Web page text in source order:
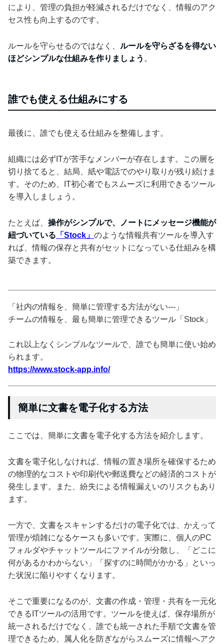
により、管理の負担が軽減されるだけでなく、情報のアク
セス性も向上するのです。
ルールを守らせるのではなく、 ルールを守らざるを得ない
ほどシンプルな仕組みを作りましょう 。
誰でも使える仕組みにする
最後に、誰でも使える仕組みを整備します。
組織には必ずITが苦手なメンバーが存在します。この層を
切り捨てると、結局、紙や電話でのやり取りが残り続けま
す。そのため、IT初心者でもスムーズに利用できるツール
を導入しましょう。
たとえば、 操作がシンプルで、ノートにメッセージ機能が
紐づいている 「Stock」 のような情報共有ツールを導入す
れば、情報の保存と共有がセットになっている仕組みを構
築できます。
「社内の情報を、簡単に管理する方法がない---」
チームの情報を、最も簡単に管理できるツール「Stock」
これ以上なくシンプルなツールで、誰でも簡単に使い始め
られます。
https://www.stock-app.info/
簡単に文書を電子化する方法
ここでは、簡単に文書を電子化する方法を紹介します。
文書を電子化しなければ、情報の置き場所を確保するため
の物理的なコストや印刷代や郵送費などの経済的コストが
発生します。また、紛失による情報漏えいのリスクもあり
ます。
一方で、文書をスキャンするだけの電子化では、かえって
管理が煩雑になるケースも多いです。実際に、個人のPC
フォルダやチャットツールにファイルが分散し、「どこに
何があるかわからない」「探すのに時間がかかる」といっ
た状況に陥りやすくなります。
そこで重要になるのが、文書の作成・管理・共有を一元化
できるITツールの活用です。ツールを使えば、保存場所が
統一されるだけでなく、誰でも統一された手順で文書を管
理できるため、属人化を防ぎながらスムーズに情報へアク